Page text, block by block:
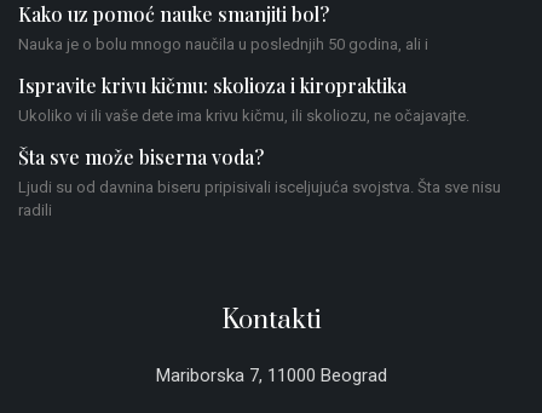
Kako uz pomoć nauke smanjiti bol?
Nauka je o bolu mnogo naučila u poslednjih 50 godina, ali i
Ispravite krivu kičmu: skolioza i kiropraktika
Ukoliko vi ili vaše dete ima krivu kičmu, ili skoliozu, ne očajavajte.
Šta sve može biserna voda?
Ljudi su od davnina biseru pripisivali isceljujuća svojstva. Šta sve nisu
radili
Kontakti
Mariborska 7, 11000 Beograd